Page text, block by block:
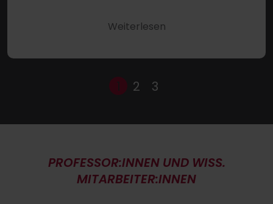
Weiterlesen
1 2 3
PROFESSOR:INNEN UND WISS.
MITARBEITER:INNEN